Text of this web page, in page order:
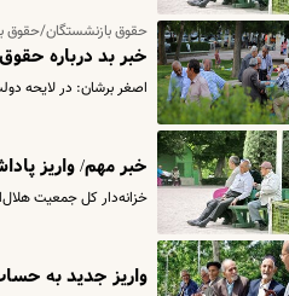
حقوق بازنشستگان/حقوق
خبر بد درباره
اصغر برشان: در لایحه
خبر مهم/ واریز
خزانه‌دار کل جمعیت هلال‌احمر از
واریز جدید به